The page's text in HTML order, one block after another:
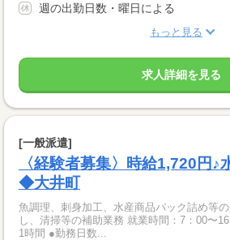
週の出勤日数・曜日による
もっと見る
求人詳細を見る
[一般派遣]
〈経験者募集〉時給1,720円♪
◆大井町
魚調理、刺身加工、水産商品パック詰め等
し、清掃等の補助業務 就業時間：7：00〜16：00 実働8時間・休憩
1時間 ●勤務日数...